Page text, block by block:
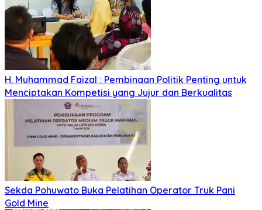
H. Muhammad Faizal : Pembinaan Politik Penting untuk
Menciptakan Kompetisi yang Jujur dan Berkualitas
Sekda Pohuwato Buka Pelatihan Operator Truk Pani
Gold Mine